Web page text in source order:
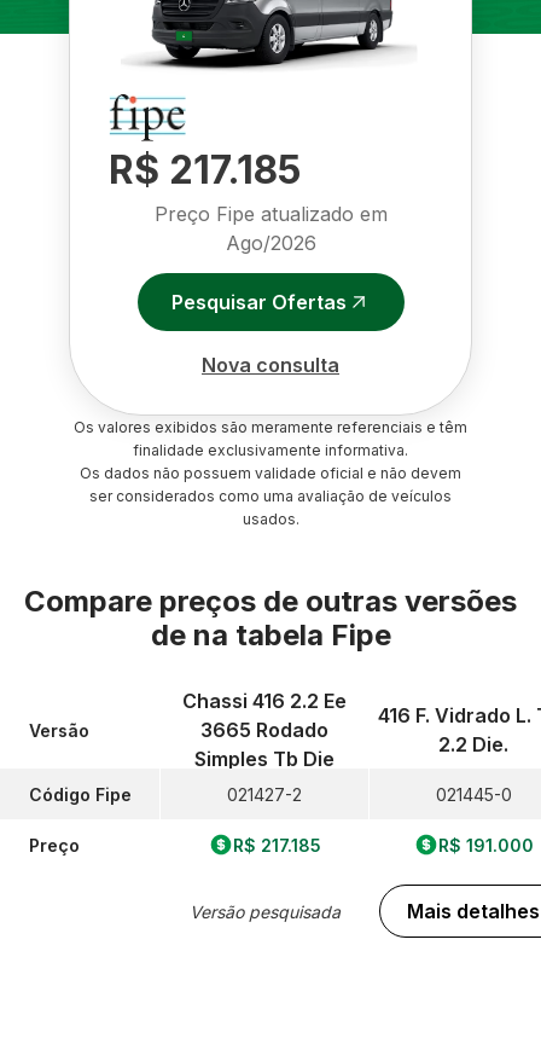
R$ 217.185
Preço Fipe atualizado em
Ago/2026
Pesquisar Ofertas
Nova consulta
Os valores exibidos são meramente referenciais e têm
finalidade exclusivamente informativa.
Os dados não possuem validade oficial e não devem
ser considerados como uma avaliação de veículos
usados.
Compare preços de outras versões
de na tabela Fipe
Versão
Código Fipe
Preço
Chassi 416 2.2 Ee
3665 Rodado
Simples Tb Die
021427-2
R$ 217.185
Versão pesquisada
416 F. Vidrado L.
2.2 Die.
021445-0
R$ 191.000
Mais detalhes